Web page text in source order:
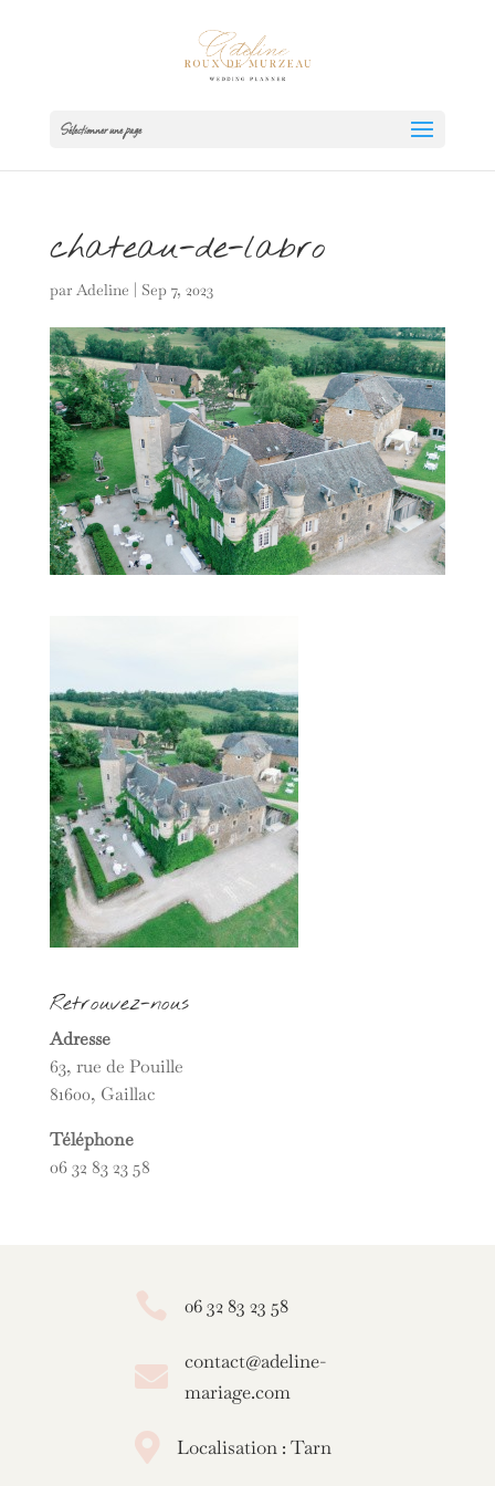
Sélectionner une page
chateau-de-labro
par Adeline | Sep 7, 2023
Retrouvez-nous
Adresse
63, rue de Pouille
81600, Gaillac
Téléphone
06 32 83 23 58
 06 32 83 23 58

contact@adeline-
mariage.com
 Localisation : Tarn